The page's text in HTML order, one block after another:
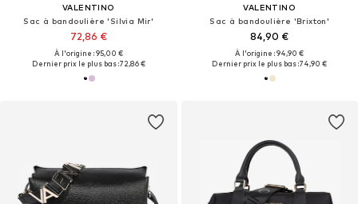
VALENTINO
Sac à bandoulière 'Silvia Mir'
72,86 €
À l'origine : 95,00 €
Dernier prix le plus bas :72,86 €
VALENTINO
Sac à bandoulière 'Brixton'
84,90 €
À l'origine : 94,90 €
Dernier prix le plus bas :74,90 €